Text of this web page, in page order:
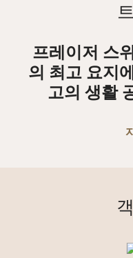
프레이저 스
의 최고 요지
고의 생활